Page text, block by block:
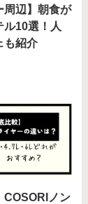
周辺】朝食が
ル10選！人
も紹介
COSORIノン